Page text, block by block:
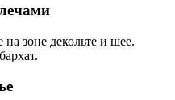
зоне декольте и шее.